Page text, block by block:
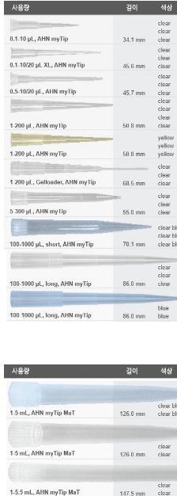
SONIC CORPORATION
T&D
TAKEMURA
TENMARS
Termoprodukt
TFA Dostmann
THERMO LAB
TOA-DKK
TSI
UNITTA
UPRTEK
WATER-I.D
WTW